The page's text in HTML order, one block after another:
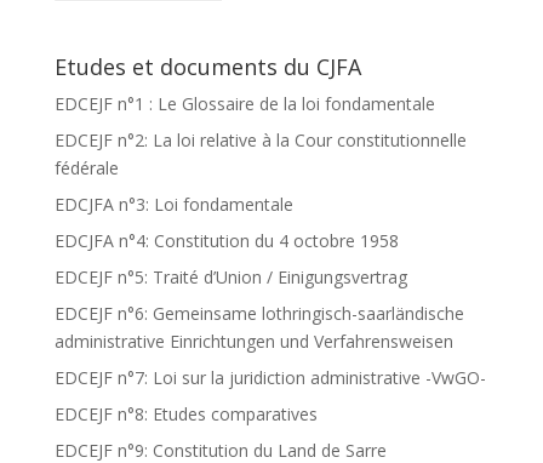
Etudes et documents du CJFA
EDCEJF n°1 : Le Glossaire de la loi fondamentale
EDCEJF n°2: La loi relative à la Cour constitutionnelle
fédérale
EDCJFA n°3: Loi fondamentale
EDCJFA n°4: Constitution du 4 octobre 1958
EDCEJF n°5: Traité d’Union / Einigungsvertrag
EDCEJF n°6: Gemeinsame lothringisch-saarländische
administrative Einrichtungen und Verfahrensweisen
EDCEJF n°7: Loi sur la juridiction administrative -VwGO-
EDCEJF n°8: Etudes comparatives
EDCEJF n°9: Constitution du Land de Sarre